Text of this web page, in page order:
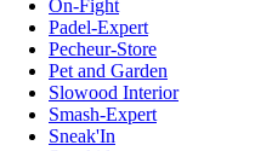
On-Fight
Padel-Expert
Pecheur-Store
Pet and Garden
Slowood Interior
Smash-Expert
Sneak'In